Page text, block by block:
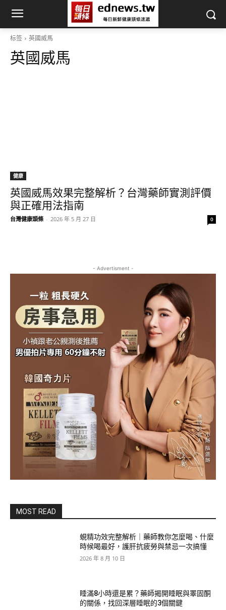
标签 英國威馬
英國威馬
健康
英國威馬效果完整解析？台灣藥師實測評價
與正確用法指南
台灣健康頭條 - 2026 年 5 月 27 日 0
- Advertisment -
MOST READ
蜆精功效完整解析｜藥師教你怎麼喝、什麼
時候喝最好，護肝抗疲勞與禁忌一次搞懂
2026 年 8 月 10 日
睡滿8小時還是累？藥師揭開睡眠與睪固酮
的關係，找回深層睡眠的3個關鍵